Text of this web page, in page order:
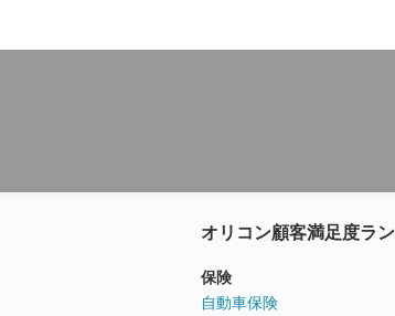
オリコン顧客満足度ラ
保険
自動車保険